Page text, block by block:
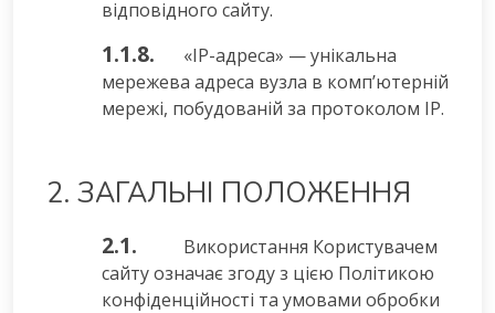
відповідного сайту.
1.1.8.
«IP-адреса» — унікальна
мережева адреса вузла в комп’ютерній
мережі, побудованій за протоколом IP.
2. ЗАГАЛЬНІ ПОЛОЖЕННЯ
2.1.
Використання Користувачем
сайту означає згоду з цією Політикою
конфіденційності та умовами обробки